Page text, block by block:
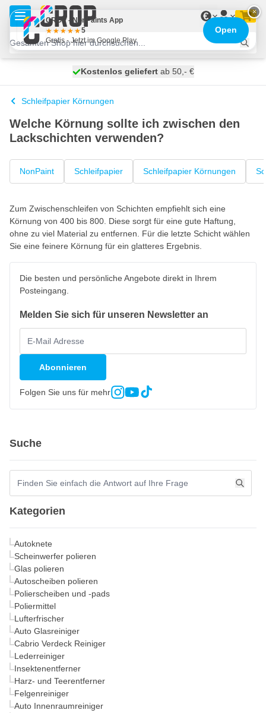
Zum Inhalt springen
€
morgen versendet
Kostenlos geliefertab 50,- €
100 Tage
Schleifpapier Körnungen
Welche Körnung sollte ich zwischen den
Lackschichten verwenden?
NonPaint Schleifpapier Schleifpapier Körnungen
Zum Zwischenschleifen von Schichten empfiehlt sich eine
Körnung von 400 bis 800. Diese sorgt für eine gute Haftung,
ohne zu viel Material zu entfernen. Für die letzte Schicht wählen
Sie eine feinere Körnung für ein glatteres Ergebnis.
Die besten und persönliche Angebote direkt in Ihrem
Posteingang.
Melden Sie sich für unseren Newsletter an
Abonnieren
Folgen Sie uns für mehr
Suche
Kategorien
Autoknete
Scheinwerfer polieren
Glas polieren
Autoscheiben polieren
Polierscheiben und -pads
Poliermittel
Lufterfrischer
Auto Glasreiniger
Cabrio Verdeck Reiniger
Lederreiniger
Insektenentferner
Harz- und Teerentferner
Felgenreiniger
Auto Innenraumreiniger
×
CROP - NonPaints App
5
Gratis - Jetzt im Google Play
Open